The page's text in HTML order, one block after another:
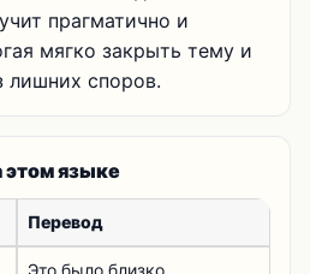
прагматично и
мягко закрыть тему и
лишних споров.
языке
Перевод
Это было близко